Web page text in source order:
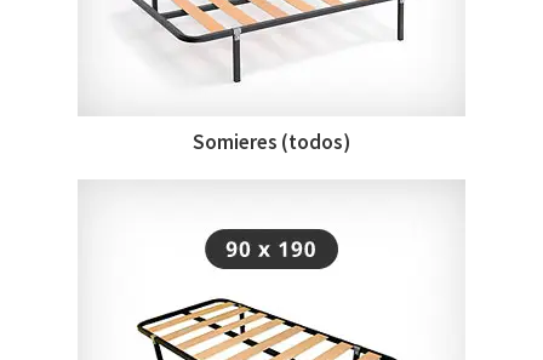
Somieres (todos)